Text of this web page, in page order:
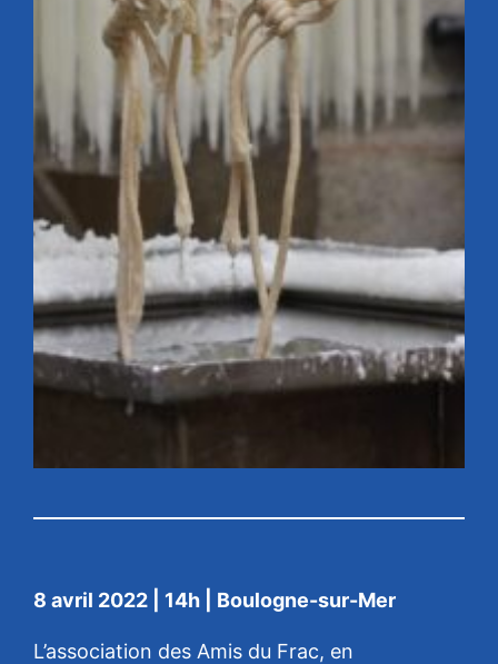
8 avril 2022 | 14h | Boulogne-sur-Mer
L’association des Amis du Frac, en